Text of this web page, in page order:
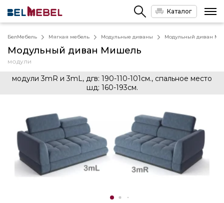
Каталог
БелМебель Мягкая мебель Модульные диваны Модульный диван
Модульный диван Мишель
модули
модули 3mR и 3mL, дгв: 190-110-101cм., спальное место
шд: 160-193cм.